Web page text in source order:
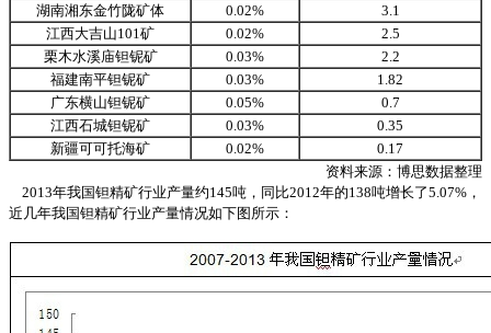
湖南湘东金竹陇矿体
0.02%
3.1
江西大吉山101矿
0.02%
2.5
栗木水溪庙钽铌矿
0.03%
2.2
福建南平钽铌矿
0.03%
1.82
广东横山钽铌矿
0.05%
0.7
江西石城钽铌矿
0.03%
0.35
新疆可可托海矿
0.02%
0.17
资料来源： 博思数据整理
2013年我国钽精矿行业产量约145吨，同比2012年的138吨增长了5.07%，
近几年我国钽精矿行业产量情况如下图所示：